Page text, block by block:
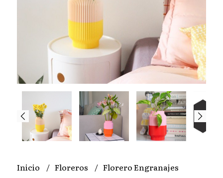
Inicio Floreros Florero Engranajes